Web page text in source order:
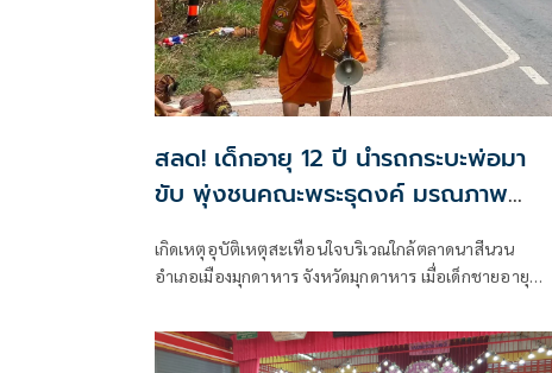
สลด! เด็กอายุ 12 ปี นำรถกระบะพ่อมา
ขับ พุ่งชนคณะพระธุดงค์ มรณภาพ
เกิดเหตุอุบัติเหตุสะเทือนใจบริเวณใกล้ตลาดนาสีนวน
อำเภอเมืองมุกดาหาร จังหวัดมุกดาหาร เมื่อเด็กชายอายุ
ของผู้ปกครองออกมาขับ ก่อนพุ่งชนคณะพระสงฆ์ที่กำลัง
เดินธุดงค์อยู่บนเส้นทาง ส่งผลให้เกิดความสูญเสียและมีผู้ได้